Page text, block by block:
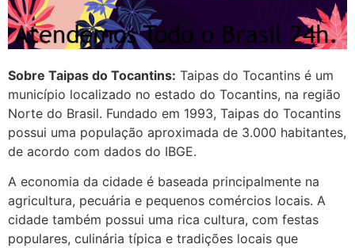
Sobre Taipas do Tocantins: Taipas do Tocantins é um
município localizado no estado do Tocantins, na região
Norte do Brasil. Fundado em 1993, Taipas do Tocantins
possui uma população aproximada de 3.000 habitantes,
de acordo com dados do IBGE.
A economia da cidade é baseada principalmente na
agricultura, pecuária e pequenos comércios locais. A
cidade também possui uma rica cultura, com festas
populares, culinária típica e tradições locais que
22/05/2026 17:10:05
(879121**** em
http://www.proaborto.com)
Deve ser normal
22/05/2026 17:19:15
http://www.proaborto.com)
Eu acho, não sei
22/05/2026 17:19:16